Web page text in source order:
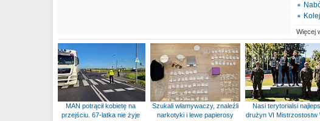
opinie
Więcej
MAN potrącił kobietę na
przejściu. 67-latka nie żyje
Szukali włamywaczy, znaleźli
narkotyki i lewe papierosy
Nasi terytorialsi
drużyn VI Mistrzostostw